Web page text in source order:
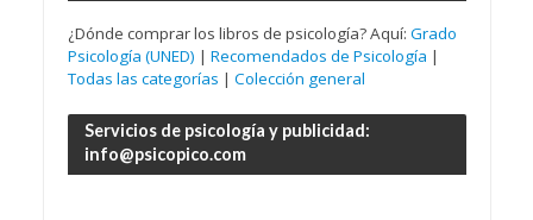
¿Dónde comprar los libros de psicología? Aquí: Grado
Psicología (UNED) | Recomendados de Psicología |
Todas las categorías | Colección general
Servicios de psicología y publicidad:
info@psicopico.com